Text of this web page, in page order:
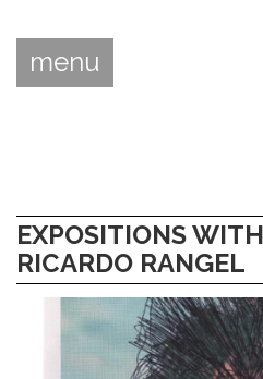
menu
EXPOSITIONS
RICARDO RANGEL